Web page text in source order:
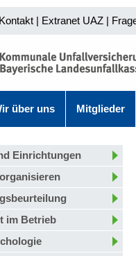
Kontakt | Extranet UAZ |
über uns Mitglieder
Einrichtungen
im Betrieb